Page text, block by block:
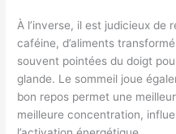
À l’inverse, il est judicieux de
caféine, d’aliments
souvent pointées du doigt
glande. Le sommeil joue
bon repos permet une
meilleure concentration,